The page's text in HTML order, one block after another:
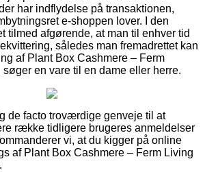
har indflydelse på transaktionen,
e-shoppen lover. I den
tilmed afgørende, at man til enhver tid
således man fremadrettet kan
af Plant Box Cashmere – Ferm
søger en vare til en dame eller herre.
de facto troværdige genveje til at
række tidligere brugeres anmeldelser
vi, at du kigger på online
af Plant Box Cashmere – Ferm Living